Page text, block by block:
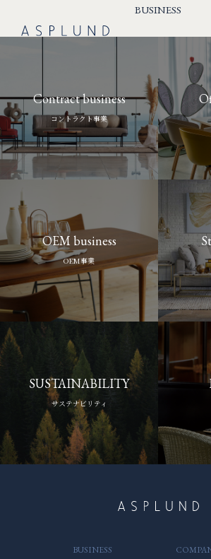
SUSTAINABILITY
COMPANY
RECRUIT
CONTACT
BUSINESS
Contract business
コントラクト事業
OEM business
OEM事業
SUSTAINABILITY
サステナビリティ
BUSINESS